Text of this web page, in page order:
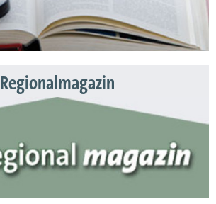
Regionalmagazin